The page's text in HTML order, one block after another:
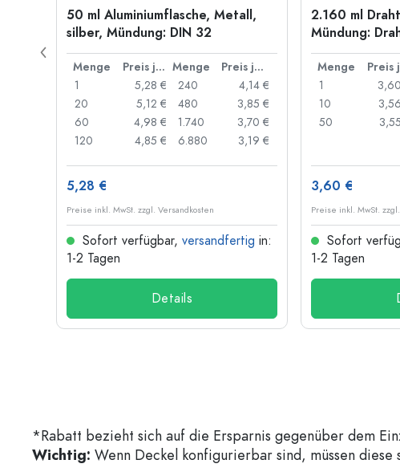
50 ml Aluminiumflasche, Metall,
silber, Mündung: DIN 32
Menge Preis je Stück Menge
Preis je Stück
1
5,28 €
20
5,12 €
60
4,98 €
120
4,85 €
240
4,14 €
480
3,85 €
1.740
3,70 €
6.880
3,19 €
5,28 €
Preise inkl. MwSt. zzgl. Versandkosten
Sofort verfügbar, versandfertig in:
1-2 Tagen
Details
2.160 ml
Mündung:
Menge
1
10
50
3,60 €
Preise inkl. MwSt.
Sofort
1-2 Tagen
*Rabatt bezieht sich auf die Ersparnis gegenüber dem
Wichtig: Wenn Deckel konfigurierbar sind, müssen